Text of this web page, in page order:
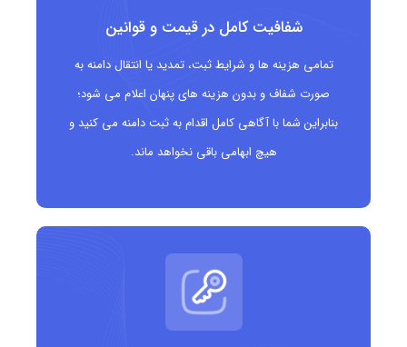
دانش آموزان، دانشجویان یا فریلنسرها برای ارائه پروژه
های شخصی
وب سایت های نیمه رسمی یا آزمایشی
اشخاصی که می خواهند بدون پیچیدگی های اداری،
حضور آنلاین ساده ای داشته باشند
شفافیت کامل در قیمت و قوانین
تمامی هزینه ها و شرایط ثبت، تمدید یا انتقال دامنه به
صورت شفاف و بدون هزینه های پنهان اعلام می شود؛
بنابراین شما با آگاهی کامل اقدام به ثبت دامنه می کنید و
هیچ ابهامی باقی نخواهد ماند.